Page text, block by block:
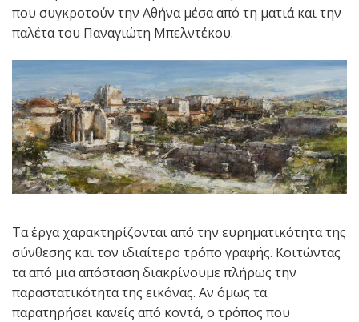
που συγκροτούν την Αθήνα μέσα από τη ματιά και την
παλέτα του Παναγιώτη Μπελντέκου.
Τα έργα χαρακτηρίζονται από την ευρηματικότητα της
σύνθεσης και τον ιδιαίτερο τρόπο γραφής. Κοιτώντας
τα από μια απόσταση διακρίνουμε πλήρως την
παραστατικότητα της εικόνας. Αν όμως τα
παρατηρήσει κανείς από κοντά, ο τρόπος που